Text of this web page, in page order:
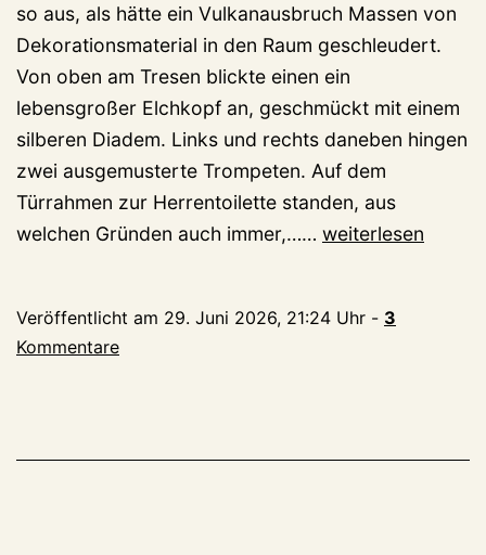
so aus, als hätte ein Vulkanausbruch Massen von
Dekorationsmaterial in den Raum geschleudert.
Von oben am Tresen blickte einen ein
lebensgroßer Elchkopf an, geschmückt mit einem
silberen Diadem. Links und rechts daneben hingen
zwei ausgemusterte Trompeten. Auf dem
Türrahmen zur Herrentoilette standen, aus
welchen Gründen auch immer,…… Detlev
2026
weiterlesen
Veröffentlicht am 29. Juni 2026, 21:24 Uhr - 3
Kommentare